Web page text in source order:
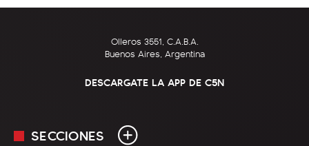
Olleros 3551, C.A.B.A.
Buenos Aires, Argentina
DESCARGATE LA APP DE C5N
SECCIONES